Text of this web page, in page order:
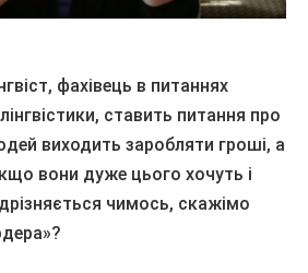
фахівець в питаннях
ставить питання про
виходить заробляти гроші, а
вони дуже цього хочуть і
чимось, скажімо